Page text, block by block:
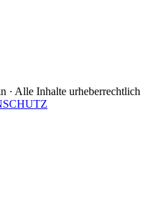
· Alle Inhalte urheberrechtlich